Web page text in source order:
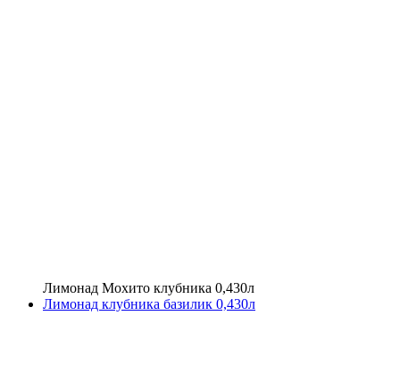
Лимонад Мохито клубника 0,430л
Лимонад клубника базилик 0,430л